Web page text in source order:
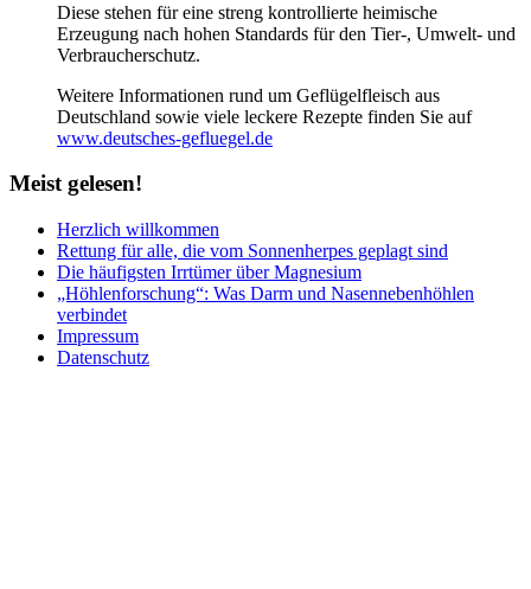
Diese stehen für eine streng kontrollierte heimische
Erzeugung nach hohen Standards für den Tier-, Umwelt- und
Verbraucherschutz.
Weitere Informationen rund um Geflügelfleisch aus
Deutschland sowie viele leckere Rezepte finden Sie auf
www.deutsches-gefluegel.de
Meistgelesen!
Herzlich willkommen
Rettung für alle, die vom Sonnenherpes geplagt sind
Die häufigsten Irrtümer über Magnesium
„Höhlenforschung“: Was Darm und Nasennebenhöhlen
verbindet
Impressum
Datenschutz